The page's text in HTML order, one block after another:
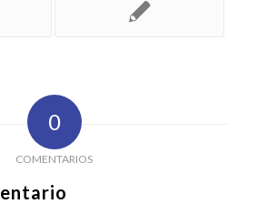
0
COMENTARIOS